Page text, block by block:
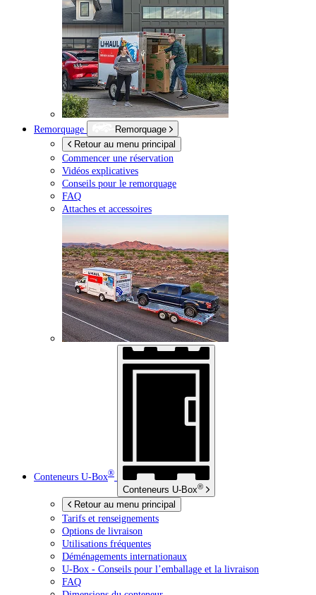
Remorquage
Remorquage
Retour au menu principal
Commencer une réservation
Vidéos explicatives
Conseils pour le remorquage
FAQ
Attaches et accessoires
Conteneurs U-Box®
Conteneurs U-Box®
Retour au menu principal
Tarifs et renseignements
Options de livraison
Utilisations fréquentes
Déménagements internationaux
U-Box - Conseils pour l’emballage et la livraison
FAQ